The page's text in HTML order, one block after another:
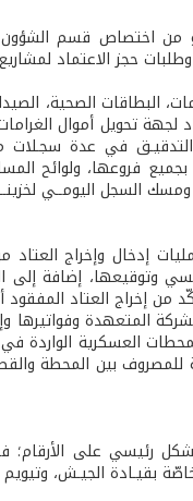
من اختصاص قسم الشؤون
حجز الاعتماد لمشاريع
البطاقات الصحية،
لجهة تحويل أموال
في عدة سجـلات
بجميع فروعها، ولوائح
السجل اليومــي
إدخال وإخراج
وتوقيعها، إضافة
من إخراج العتاد
المتعهدة وفواتيرها
العسكرية الواردة
بين المحطة
على الأرقام؛
بقيـادة الجيـش،